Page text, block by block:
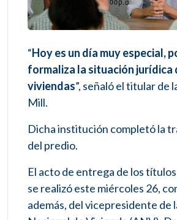
“Hoy es un día muy especial,
formaliza la situación jurídica
viviendas”, señaló el titular de
Mill.
Dicha institución completó la
del predio.
El acto de entrega de los
se realizó este miércoles 26,
además, del vicepresidente de